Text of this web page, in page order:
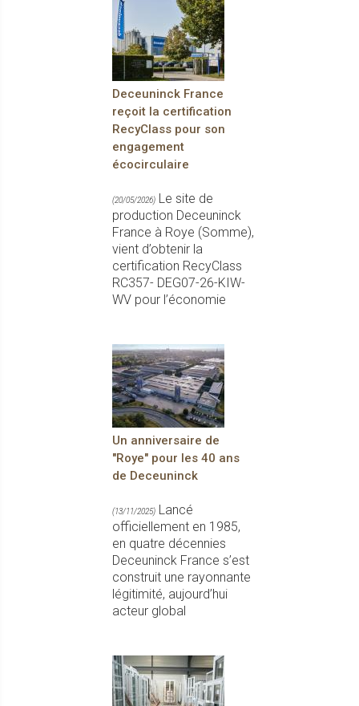
Deceuninck France
reçoit la certification
RecyClass pour son
engagement
écocirculaire
(20/05/2026) Le site de
production Deceuninck
France à Roye (Somme),
vient d’obtenir la
certification RecyClass
RC357- DEG07-26-KIW-
WV pour l’économie
Un anniversaire de
"Roye" pour les 40 ans
de Deceuninck
(13/11/2025) Lancé
officiellement en 1985,
en quatre décennies
Deceuninck France s’est
construit une rayonnante
légitimité, aujourd’hui
acteur global